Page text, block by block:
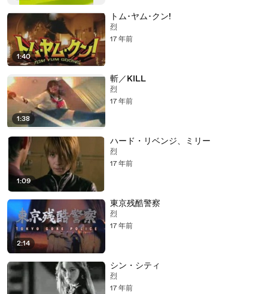
1:40
トム･ヤム･クン!
烈
17 年前
1:38
斬／KILL
烈
17 年前
1:09
ハード・リベンジ、ミリー
烈
17 年前
2:14
東京残酷警察
烈
17 年前
シン・シティ
烈
17 年前